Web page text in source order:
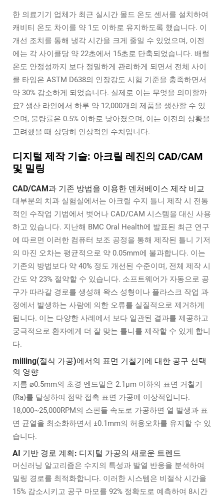
한 의료기기 업체가 최근 실시간 몰드 온도 센서를 설치하여
캐비티 온도 차이를 약 1도 이하로 유지하도록 했습니다. 이
개선 조치를 통해 냉각 시간을 크게 줄일 수 있었으며, 이전
에는 각 사이클당 약 22초에서 15초로 단축되었습니다. 배럴
온도 안정성까지 보다 정밀하게 관리하게 되면서 전체 사이
클 타임은 ASTM D638의 인장강도 시험 기준을 충족하면서
약 30% 감소하게 되었습니다. 실제로 이는 무엇을 의미할까
요? 생산 라인에서 하루 약 12,000개의 제품을 생산할 수 있
으며, 불량률은 0.5% 이하로 낮아졌으며, 이는 이전의 상황을
고려했을 때 상당히 인상적인 수치입니다.
디지털 제작 기술: 아크릴 레진의 CAD/CAM
및 밀링
CAD/CAM과 기존 방법을 이용한 덴처베이스 제작 비교
대부분의 치과 실험실에서는 아크릴 수지 틀니 제작 시 전통
적인 수작업 기법에서 벗어나 CAD/CAM 시스템을 대신 사용
하고 있습니다. 지난해 BMC Oral Health에 발표된 최근 연구
에 따르면 이러한 컴퓨터 보조 공정을 통해 제작된 틀니 기저
의 마진 오차는 평균적으로 약 0.05mm에 불과합니다. 이는
기존의 방법보다 약 40% 정도 개선된 수준이며, 전체 제작 시
간도 약 23% 절약할 수 있습니다. 소프트웨어가 자동으로 공
구가 따라갈 경로를 생성해 왁스 성형이나 플라스크 작업 과
정에서 발생하는 사람에 의한 오류를 실질적으로 제거하게
됩니다. 이는 다양한 사례에서 보다 일관된 결과를 제공하고
궁극적으로 환자에게 더 잘 맞는 틀니를 제작할 수 있게 합니
다.
milling(절삭 가공)에서의 표면 거칠기에 대한 공구 선택
의 영향
지름 ⌀0.5mm의 초경 엔드밀은 2.1μm 이하의 표면 거칠기
(Ra)를 달성하여 점막 접촉 표면 가공에 이상적입니다.
18,000~25,000RPM의 스핀들 속도로 가공하면 열 발생과 표
면 균열을 최소화하면서 ±0.1mm의 허용오차를 유지할 수 있
습니다.
AI 기반 경로 계획: 디지털 가공의 새로운 트렌드
머신러닝 알고리즘은 수지의 특성과 발열 반응을 분석하여
밀링 경로를 최적화합니다. 이러한 시스템은 비절삭 시간을
15% 감소시키고 공구 마모를 92% 정확도로 예측하여 8시간